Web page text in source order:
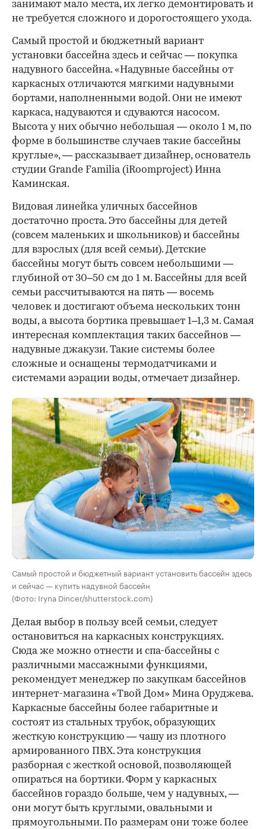
занимают мало места, их легко демонтировать и
не требуется сложного и дорогостоящего ухода.
Самый простой и бюджетный вариант
установки бассейна здесь и сейчас — покупка
надувного бассейна. «Надувные бассейны от
каркасных отличаются мягкими надувными
бортами, наполненными водой. Они не имеют
каркаса, надуваются и сдуваются насосом.
Высота у них обычно небольшая — около 1 м, по
форме в большинстве случаев такие бассейны
круглые», — рассказывает дизайнер, основатель
студии Grande Familia (iRoomproject) Инна
Каминская.
Видовая линейка уличных бассейнов
достаточно проста. Это бассейны для детей
(совсем маленьких и школьников) и бассейны
для взрослых (для всей семьи). Детские
бассейны могут быть совсем небольшими —
глубиной от 30–50 см до 1 м. Бассейны для всей
семьи рассчитываются на пять — восемь
человек и достигают объема нескольких тонн
воды, а высота бортика превышает 1–1,3 м. Самая
интересная комплектация таких бассейнов —
надувные джакузи. Такие системы более
сложные и оснащены термодатчиками и
системами аэрации воды, отмечает дизайнер.
Самый простой и бюджетный вариант установить бассейн здесь
и сейчас — купить надувной бассейн
(Фото: Iryna Dincer/shutterstock.com)
Делая выбор в пользу всей семьи, следует
остановиться на каркасных конструкциях.
Сюда же можно отнести и спа-бассейны с
различными массажными функциями,
рекомендует менеджер по закупкам бассейнов
интернет-магазина «Твой Дом» Мина Оруджева.
Каркасные бассейны более габаритные и
состоят из стальных трубок, образующих
жесткую конструкцию — чашу из плотного
армированного ПВХ. Эта конструкция
разборная с жесткой основой, позволяющей
опираться на бортики. Форм у каркасных
бассейнов гораздо больше, чем у надувных, —
они могут быть круглыми, овальными и
прямоугольными. По размерам они тоже более